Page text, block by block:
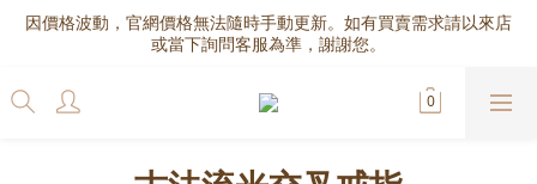
因價格波動，官網價格無法隨時手動更新。如有買賣需求請以來店
或當下詢問客服為準，謝謝您。